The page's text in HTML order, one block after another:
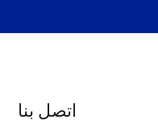
اتصل بنا